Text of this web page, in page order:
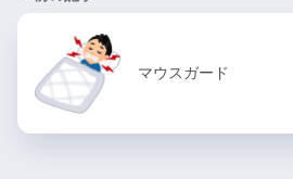
マウスガード